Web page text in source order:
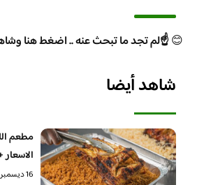
😊☝️لم تجد ما تبحث عنه .. اضغط هنا
شاهد أيضا
مطعم
16 ديسمبر، 2023